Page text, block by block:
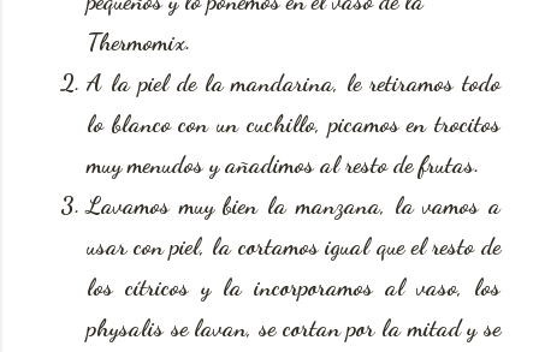
Thermomix.
A la piel de la mandarina, le retiramos todo
lo blanco con un cuchillo, picamos en trocitos
muy menudos y añadimos al resto de frutas.
Lavamos muy bien la manzana, la vamos a
usar con piel, la cortamos igual que el resto de
los cítricos y la incorporamos al vaso, los
physalis se lavan, se cortan por la mitad y se